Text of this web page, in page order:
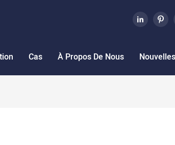
Cas À Propos De Nous Nouvelles